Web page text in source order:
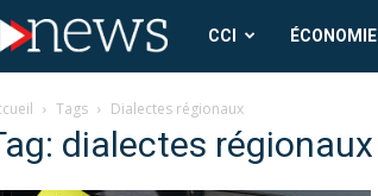
CCI
News
CCI ÉCONOMIE
Tags Dialectes régionaux
dialectes régionaux